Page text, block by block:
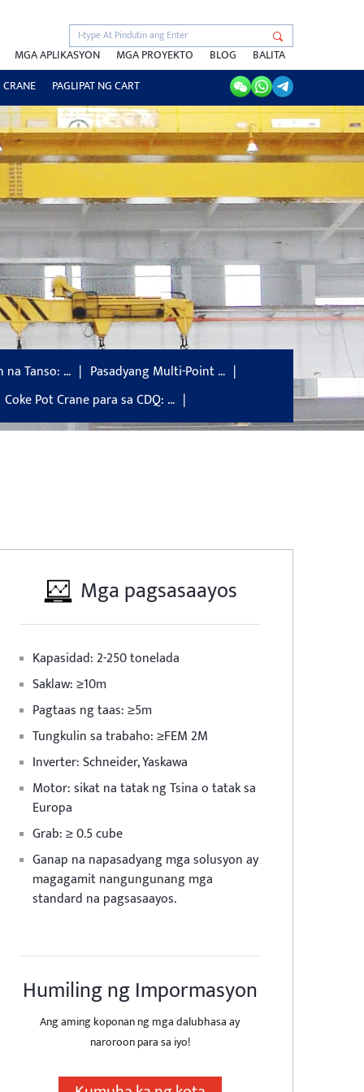
MGA APLIKASYON MGA PROYEKTO BLOG
BALITA
PAGLIPAT NG CART
Tanso: …
Pasadyang Multi-Point …
Coke Pot Crane para sa CDQ: …
Mga pagsasaayos
Kapasidad: 2-250 tonelada
Saklaw: ≥10m
Pagtaas ng taas: ≥5m
Tungkulin sa trabaho: ≥FEM 2M
Inverter: Schneider, Yaskawa
Motor: sikat na tatak ng Tsina o tatak sa
Europa
Grab: ≥ 0.5 cube
Ganap na napasadyang mga solusyon ay
magagamit nangungunang mga
standard na pagsasaayos.
Humiling ng Impormasyon
Ang aming koponan ng mga dalubhasa ay
naroroon para sa iyo!